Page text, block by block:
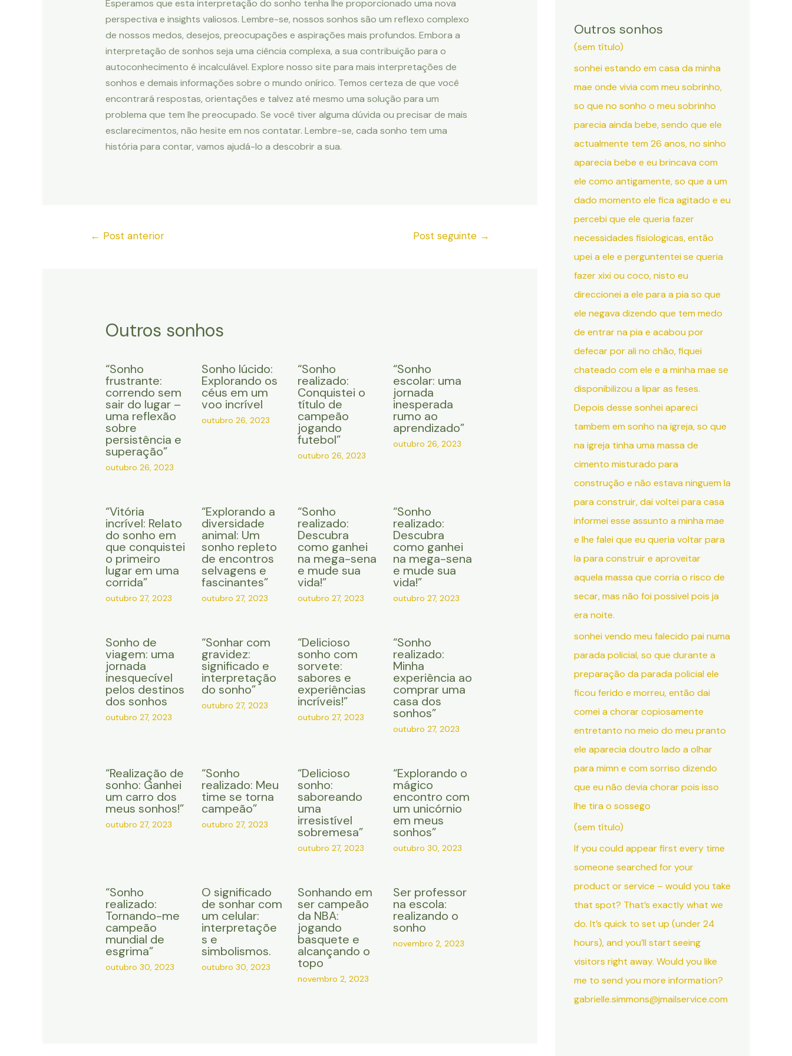
Esperamos que esta interpretação do sonho tenha lhe proporcionado uma nova
perspectiva e insights valiosos. Lembre-se, nossos sonhos são um reflexo complexo
de nossos medos, desejos, preocupações e aspirações mais profundos. Embora a
interpretação de sonhos seja uma ciência complexa, a sua contribuição para o
autoconhecimento é incalculável. Explore nosso site para mais interpretações de
sonhos e demais informações sobre o mundo onírico. Temos certeza de que você
encontrará respostas, orientações e talvez até mesmo uma solução para um
problema que tem lhe preocupado. Se você tiver alguma dúvida ou precisar de mais
esclarecimentos, não hesite em nos contatar. Lembre-se, cada sonho tem uma
história para contar, vamos ajudá-lo a descobrir a sua.
← Post anterior Post seguinte →
Outros sonhos
“Sonho
frustrante:
correndo sem
sair do lugar –
uma reflexão
sobre
persistência e
superação”
outubro 26, 2023
Sonho lúcido:
Explorando os
céus em um
voo incrível
outubro 26, 2023
“Sonho
realizado:
Conquistei o
título de
campeão
jogando
futebol”
outubro 26, 2023
“Sonho
escolar: uma
jornada
inesperada
rumo ao
aprendizado”
outubro 26, 2023
“Vitória
incrível: Relato
do sonho em
que conquistei
o primeiro
lugar em uma
corrida”
outubro 27, 2023
“Explorando a
diversidade
animal: Um
sonho repleto
de encontros
selvagens e
fascinantes”
outubro 27, 2023
“Sonho
realizado:
Descubra
como ganhei
na mega-sena
e mude sua
vida!”
outubro 27, 2023
“Sonho
realizado:
Descubra
como ganhei
na mega-sena
e mude sua
vida!”
outubro 27, 2023
Sonho de
viagem: uma
jornada
inesquecível
pelos destinos
dos sonhos
outubro 27, 2023
“Sonhar com
gravidez:
significado e
interpretação
do sonho”
outubro 27, 2023
“Delicioso
sonho com
sorvete:
sabores e
experiências
incríveis!”
outubro 27, 2023
“Sonho
realizado:
Minha
experiência ao
comprar uma
casa dos
sonhos”
outubro 27, 2023
“Realização de
sonho: Ganhei
um carro dos
meus sonhos!”
outubro 27, 2023
“Sonho
realizado: Meu
time se torna
campeão”
outubro 27, 2023
“Delicioso
sonho:
saboreando
uma
irresistível
sobremesa”
outubro 27, 2023
“Explorando o
mágico
encontro com
um unicórnio
em meus
sonhos”
outubro 30, 2023
“Sonho
realizado:
Tornando-me
campeão
mundial de
esgrima”
outubro 30, 2023
O significado
de sonhar com
um celular:
interpretaçõe
s e
simbolismos.
outubro 30, 2023
Sonhando em
ser campeão
da NBA:
jogando
basquete e
alcançando o
topo
novembro 2, 2023
Ser professor
na escola:
realizando o
sonho
novembro 2, 2023
Outros sonhos
(sem título)
sonhei estando em casa da minha
mae onde vivia com meu sobrinho,
so que no sonho o meu sobrinho
parecia ainda bebe, sendo que ele
actualmente tem 26 anos, no sinho
aparecia bebe e eu brincava com
ele como antigamente, so que a um
dado momento ele fica agitado e eu
percebi que ele queria fazer
necessidades fisiologicas, então
upei a ele e perguntentei se queria
fazer xixi ou coco, nisto eu
direccionei a ele para a pia so que
ele negava dizendo que tem medo
de entrar na pia e acabou por
defecar por ali no chão, fiquei
chateado com ele e a minha mae se
disponibilizou a lipar as feses.
Depois desse sonhei apareci
tambem em sonho na igreja, so que
na igreja tinha uma massa de
cimento misturado para
construção e não estava ninguem la
para construir, dai voltei para casa
informei esse assunto a minha mae
e lhe falei que eu queria voltar para
la para construir e aproveitar
aquela massa que corria o risco de
secar, mas não foi possivel pois ja
era noite.
sonhei vendo meu falecido pai numa
parada policial, so que durante a
preparação da parada policial ele
ficou ferido e morreu, então dai
comei a chorar copiosamente
entretanto no meio do meu pranto
ele aparecia doutro lado a olhar
para mimn e com sorriso dizendo
que eu não devia chorar pois isso
lhe tira o sossego
(sem título)
If you could appear first every time
someone searched for your
product or service – would you take
that spot? That’s exactly what we
do. It’s quick to set up (under 24
hours), and you’ll start seeing
visitors right away. Would you like
me to send you more information?
gabrielle.simmons@jmailservice.com